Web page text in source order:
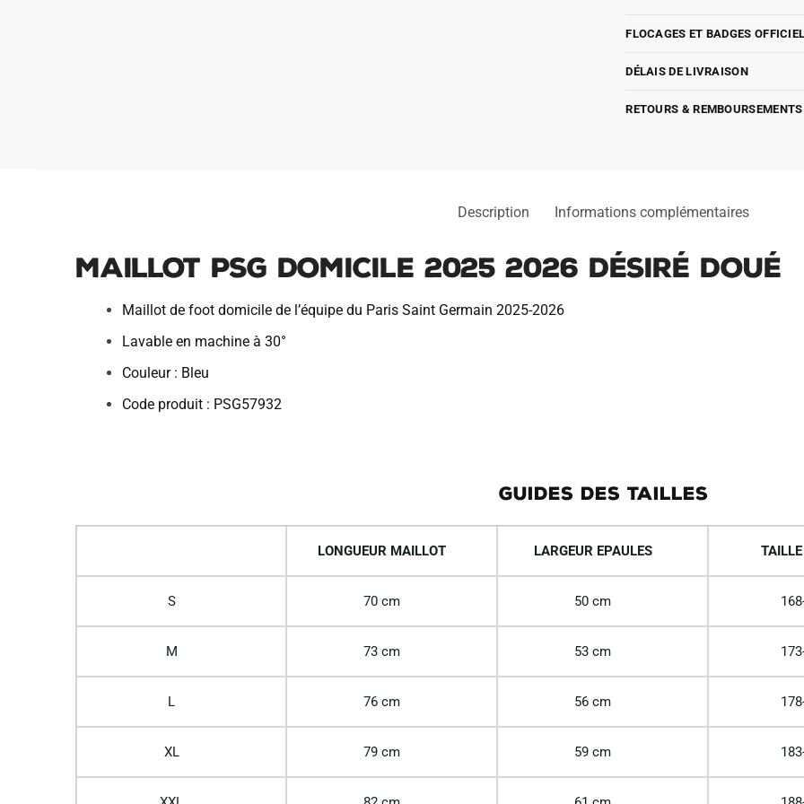
FLOCAGES ET BADGES
DÉLAIS DE LIVRAISON
RETOURS & REMBOURSEMENTS
Description Informations complémentaires
Maillot PSG Domicile 2025 2026 Désiré Doué
Maillot de foot domicile de l’équipe du Paris Saint Germain 2025-2026
Lavable en machine à 30°
Couleur : Bleu
Code produit : PSG57932
GUIDES DES TAILLES
LONGUEUR MAILLOT LARGEUR EPAULES
S 70 cm 50 cm
M 73 cm 53 cm
L 76 cm 56 cm
XL 79 cm 59 cm